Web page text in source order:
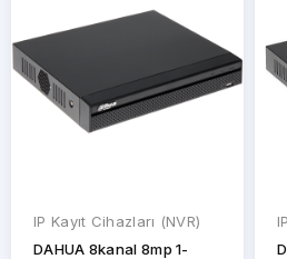
IP Kayıt Cihazları (NVR)
DAHUA 8kanal 8mp 1-